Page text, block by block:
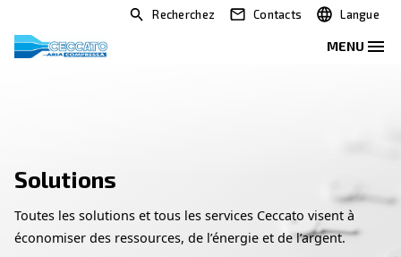
Recherchez Contacts
Solutions